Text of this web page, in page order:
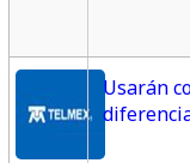
Usarán